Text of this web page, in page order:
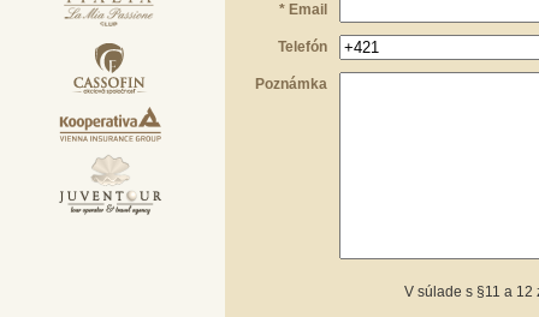
* Email
Telefón
Poznámka
V súlade s §11 a 12